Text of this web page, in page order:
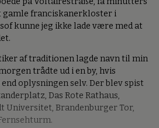
gamle franciskanerkloster i
kunne jeg ikke lade være med at
af traditionen lagde navn til min
trådte ud i en by, hvis
oplysningen selv. Der blev spist
Das Rote Rathaus,
Universitet, Brandenburger Tor,